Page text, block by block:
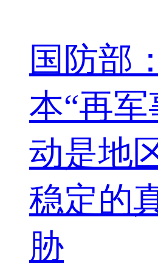
国防部
本“再军
动是地
稳定的
胁